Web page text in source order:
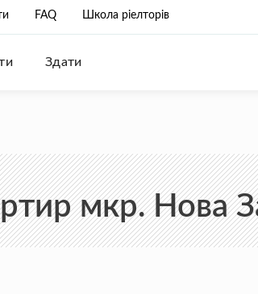
FAQ Школа ріелторів
Здати
мкр. Нова